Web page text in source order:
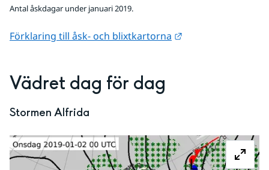
Antal åskdagar under januari 2019.
Förklaring till åsk- och blixtkartorna
Vädret dag för dag
Stormen Alfrida